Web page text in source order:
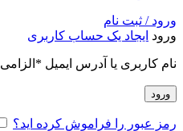
ورود / ثبت نام
ورود ایجاد یک حساب کاربری
نام کاربری یا آدرس ایمیل * الزامی
ورود
رمز عبور را فراموش کرده اید؟